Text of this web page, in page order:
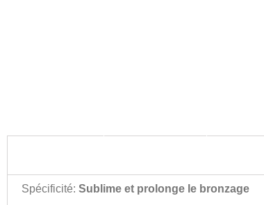
Spécificité: Sublime et prolonge le bronzage